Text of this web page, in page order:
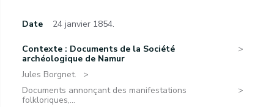
Date 24 janvier 1854.
Contexte : Documents de la Société
archéologique de Namur
Jules Borgnet.
Documents annonçant des manifestations
folkloriques,...